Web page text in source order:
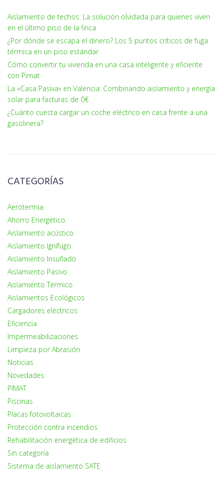
Aislamiento de techos: La solución olvidada para quienes viven
en el último piso de la finca
¿Por dónde se escapa el dinero? Los 5 puntos críticos de fuga
térmica en un piso estándar
Cómo convertir tu vivienda en una casa inteligente y eficiente
con Pimat
La «Casa Pasiva» en Valencia: Combinando aislamiento y energía
solar para facturas de 0€
¿Cuánto cuesta cargar un coche eléctrico en casa frente a una
gasolinera?
CATEGORÍAS
Aerotermia
Ahorro Energético
Aislamiento acústico
Aislamiento Ignífugo
Aislamiento Insuflado
Aislamiento Pasivo
Aislamiento Térmico
Aislamientos Ecológicos
Cargadores eléctricos
Eficiencia
Impermeabilizaciones
Limpieza por Abrasión
Noticias
Novedades
PIMAT
Piscinas
Placas fotovoltaicas
Protección contra incendios
Rehabilitación energética de edificios
Sin categoría
Sistema de aislamiento SATE